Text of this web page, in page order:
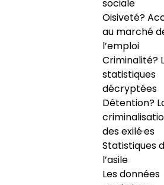
sociale
Oisiveté?
au marché
l’emploi
Criminalité?
statistiques
décryptées
Détention?
des exilé·es
Statistiques
l’asile
Les données